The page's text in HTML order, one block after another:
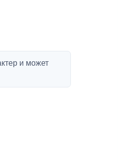
и может